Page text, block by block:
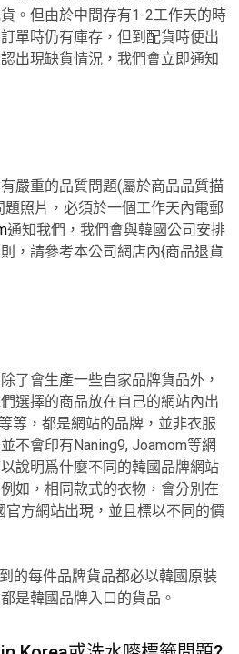
。但由於中間存有1-2工作天的時
單時仍有庫存，但到配貨時便出
出現缺貨情況，我們會立即通知
嚴重的品質問題(屬於商品品質描
照片，必須於一個工作天內電郵
通知我們，我們會與韓國公司安排
，請參考本公司網店內{商品退貨
了會生產一些自家品牌貨品外，
選擇的商品放在自己的網站內出
等，都是網站的品牌，並非衣服
不會印有Naning9, Joamom等網
說明爲什麼不同的韓國品牌網站
如，相同款式的衣物，會分別在
官方網站出現，並且標以不同的價
的每件品牌貨品都必以韓國原裝
是韓國品牌入口的貨品。